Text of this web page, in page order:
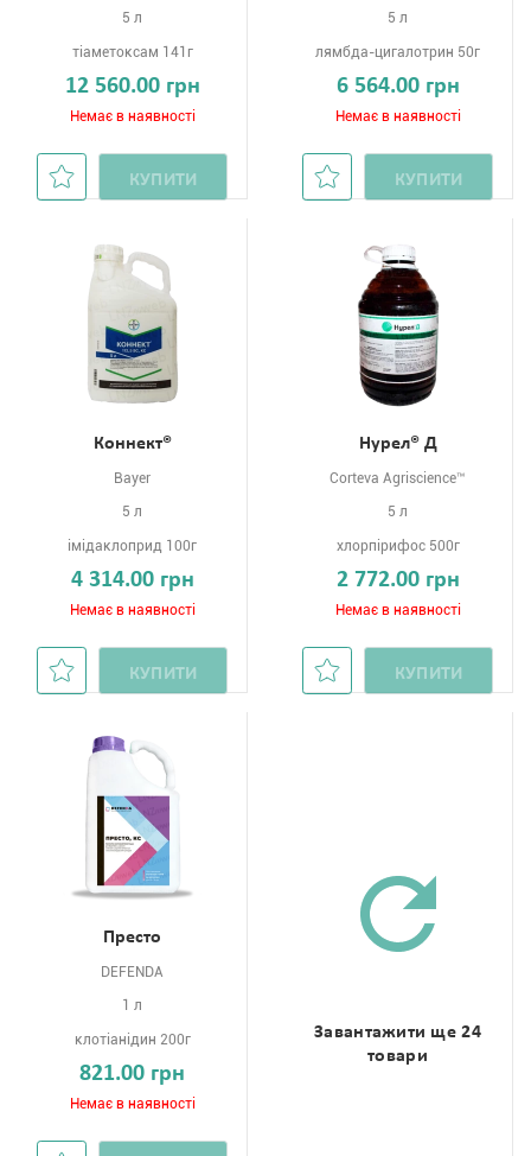
5 л
тіаметоксам 141г
12 560.00 грн
Немає в наявності
КУПИТИ
5 л
лямбда-цигалотрин 50г
6 564.00 грн
Немає в наявності
КУПИТИ
Коннект®
Bayer
5 л
імідаклоприд 100г
4 314.00 грн
Немає в наявності
КУПИТИ
Нурел® Д
Corteva Agriscience™
5 л
хлорпірифос 500г
2 772.00 грн
Немає в наявності
КУПИТИ
Престо
DEFENDA
1 л
клотіанідин 200г
821.00 грн
Немає в наявності
Завантажити ще 24
товари